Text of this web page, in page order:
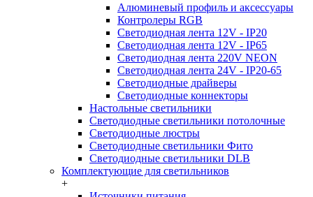
Алюминевый профиль и аксессуары
Контролеры RGB
Светодиодная лента 12V - IP20
Светодиодная лента 12V - IP65
Светодиодная лента 220V NEON
Светодиодная лента 24V - IP20-65
Светодиодные драйверы
Светодиодные коннекторы
Настольные светильники
Светодиодные светильники потолочные
Светодиодные люстры
Светодиодные светильники Фито
Светодиодные светильники DLB
Комплектующие для светильников
+